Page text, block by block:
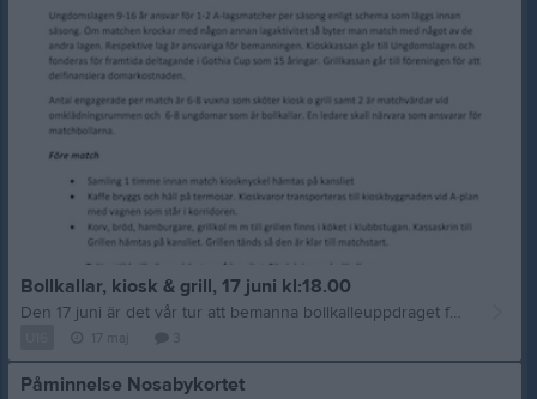
Bollkallar, kiosk & grill, 17 juni kl:18.00
Den 17 juni är det vår tur att bemanna bollkalleuppdraget för NIF - Lilla Torg FF med 8 spelare & 6 vuxna, bifogar info om detta. Uppstår förhinder ser ni själva till att ordna ersättare från laget. Följande spelare samt någon vuxen blir tilldelade detta uppdrag: Khaled + en vuxen (Grill) Zeri + en vuxen (Grill) Malick + en vuxen (Kiosk) Roman + en vuxen (Kiosk) Romeo + en vuxen (Matchvärd) Leonit + en vuxen (Matchvärd) Amir Hussein
Påminnelse Nosabykortet